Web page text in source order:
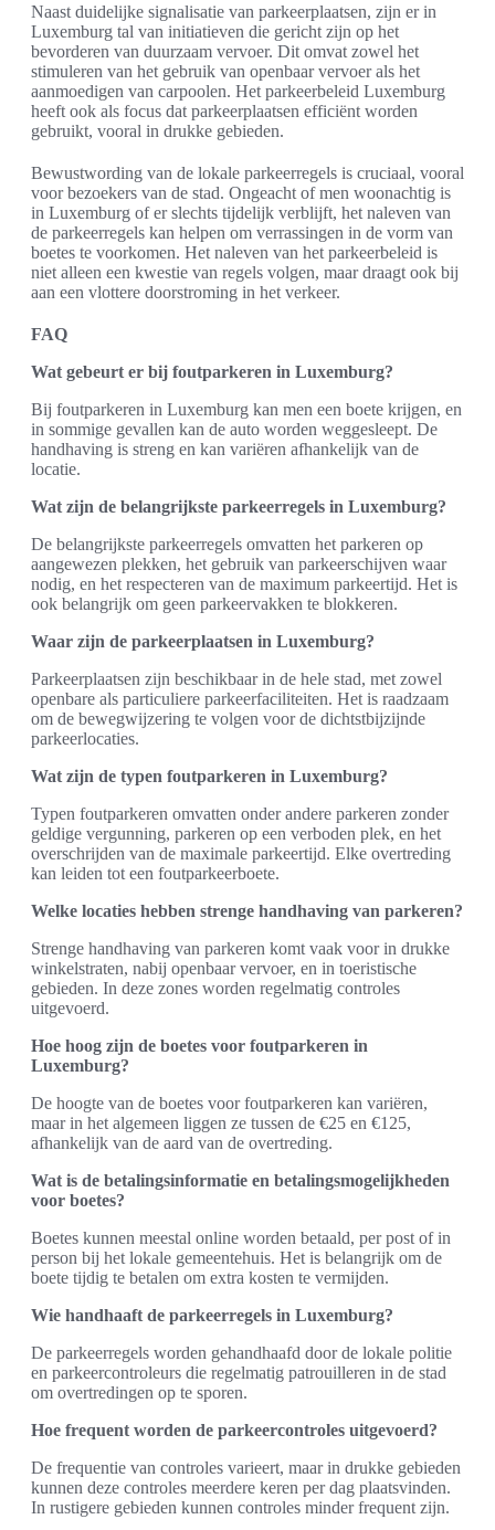
Naast duidelijke signalisatie van parkeerplaatsen, zijn er in
Luxemburg tal van initiatieven die gericht zijn op het
bevorderen van duurzaam vervoer. Dit omvat zowel het
stimuleren van het gebruik van openbaar vervoer als het
aanmoedigen van carpoolen. Het parkeerbeleid Luxemburg
heeft ook als focus dat parkeerplaatsen efficiënt worden
gebruikt, vooral in drukke gebieden.
Bewustwording van de lokale parkeerregels is cruciaal, vooral
voor bezoekers van de stad. Ongeacht of men woonachtig is
in Luxemburg of er slechts tijdelijk verblijft, het naleven van
de parkeerregels kan helpen om verrassingen in de vorm van
boetes te voorkomen. Het naleven van het parkeerbeleid is
niet alleen een kwestie van regels volgen, maar draagt ook bij
aan een vlottere doorstroming in het verkeer.
FAQ
Wat gebeurt er bij foutparkeren in Luxemburg?
Bij foutparkeren in Luxemburg kan men een boete krijgen, en
in sommige gevallen kan de auto worden weggesleept. De
handhaving is streng en kan variëren afhankelijk van de
locatie.
Wat zijn de belangrijkste parkeerregels in Luxemburg?
De belangrijkste parkeerregels omvatten het parkeren op
aangewezen plekken, het gebruik van parkeerschijven waar
nodig, en het respecteren van de maximum parkeertijd. Het is
ook belangrijk om geen parkeervakken te blokkeren.
Waar zijn de parkeerplaatsen in Luxemburg?
Parkeerplaatsen zijn beschikbaar in de hele stad, met zowel
openbare als particuliere parkeerfaciliteiten. Het is raadzaam
om de bewegwijzering te volgen voor de dichtstbijzijnde
parkeerlocaties.
Wat zijn de typen foutparkeren in Luxemburg?
Typen foutparkeren omvatten onder andere parkeren zonder
geldige vergunning, parkeren op een verboden plek, en het
overschrijden van de maximale parkeertijd. Elke overtreding
kan leiden tot een foutparkeerboete.
Welke locaties hebben strenge handhaving van parkeren?
Strenge handhaving van parkeren komt vaak voor in drukke
winkelstraten, nabij openbaar vervoer, en in toeristische
gebieden. In deze zones worden regelmatig controles
uitgevoerd.
Hoe hoog zijn de boetes voor foutparkeren in
Luxemburg?
De hoogte van de boetes voor foutparkeren kan variëren,
maar in het algemeen liggen ze tussen de €25 en €125,
afhankelijk van de aard van de overtreding.
Wat is de betalingsinformatie en betalingsmogelijkheden
voor boetes?
Boetes kunnen meestal online worden betaald, per post of in
person bij het lokale gemeentehuis. Het is belangrijk om de
boete tijdig te betalen om extra kosten te vermijden.
Wie handhaaft de parkeerregels in Luxemburg?
De parkeerregels worden gehandhaafd door de lokale politie
en parkeercontroleurs die regelmatig patrouilleren in de stad
om overtredingen op te sporen.
Hoe frequent worden de parkeercontroles uitgevoerd?
De frequentie van controles varieert, maar in drukke gebieden
kunnen deze controles meerdere keren per dag plaatsvinden.
In rustigere gebieden kunnen controles minder frequent zijn.